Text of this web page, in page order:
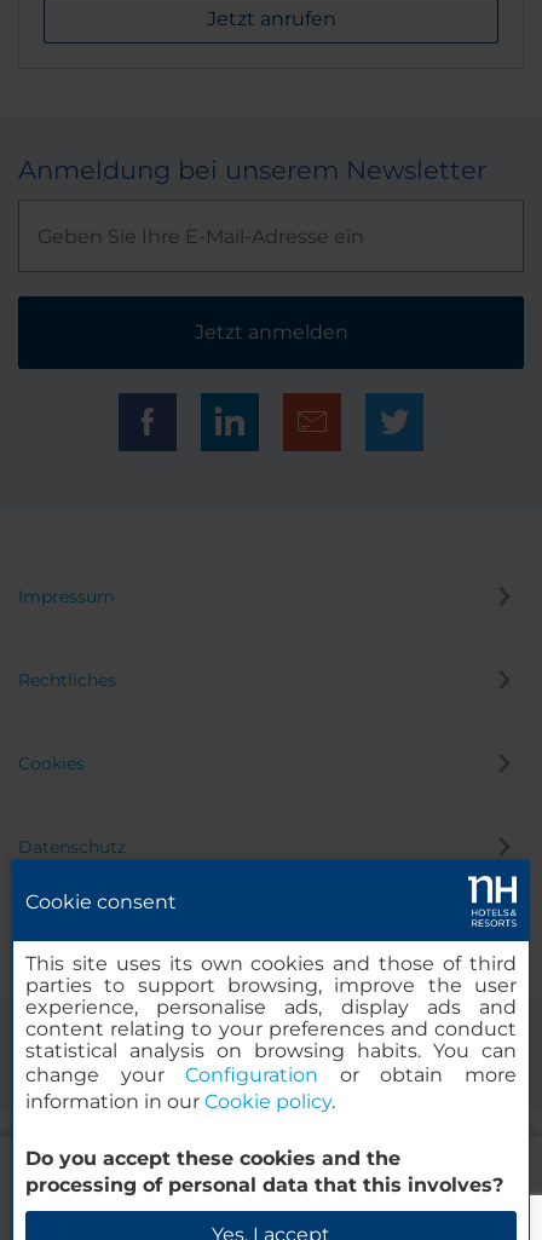
NH Cali Boulevard del Río
Verfügbarkeit prüfen
Jetzt anrufen
Anmeldung bei unserem Newsletter
Jetzt anmelden
Impressum
Rechtliches
Cookies
Datenschutz
© 2000 – 2026 MINOR HOTELS EUROPE & AMERICAS Santa Engracia
120. 28003 Madrid, Spanien
Cookie consent
This site uses its own cookies and those of third
parties to support browsing, improve the user
experience, personalise ads, display ads and
content relating to your preferences and conduct
statistical analysis on browsing habits. You can
change yourConfiguration or obtain more
information in our Cookie policy.
Do you accept these cookies and the
processing of personal data that this involves?
Yes, I accept